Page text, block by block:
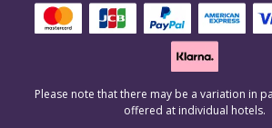
Please note that there may be a variation in
offered at individual hotels.